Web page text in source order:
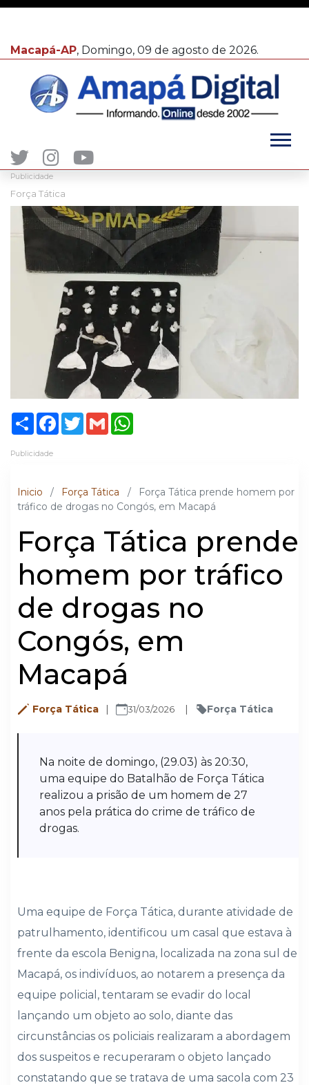
Macapá-AP, Domingo, 09 de agosto de 2026.
Publicidade
Força Tática
ShareFacebook
TwitterGmail
Publicidade
Inicio / Força Tática /
Força Tática prende homem por
tráfico de drogas no Congós, em Macapá
Força Tática prende
homem por tráfico
de drogas no
Congós, em
Macapá
Força Tática 31/03/2026 Força Tática
Na noite de domingo, (29.03) às 20:30,
uma equipe do Batalhão de Força Tática
realizou a prisão de um homem de 27
anos pela prática do crime de tráfico de
drogas.
Uma equipe de Força Tática, durante atividade de
patrulhamento, identificou um casal que estava à
frente da escola Benigna, localizada na zona sul de
Macapá, os indivíduos, ao notarem a presença da
equipe policial, tentaram se evadir do local
lançando um objeto ao solo, diante das
circunstâncias os policiais realizaram a abordagem
dos suspeitos e recuperaram o objeto lançado
constatando que se tratava de uma sacola com 23